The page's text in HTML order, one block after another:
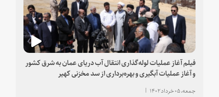
فیلم آغاز عملیات لوله‌گذاری انتقال آب دریای عمان به شرق کشور
و آغاز عملیات آبگیری و بهره‌برداری از سد مخزنی کهیر
جمعه، ۰۵ خرداد ۱۴۰۲